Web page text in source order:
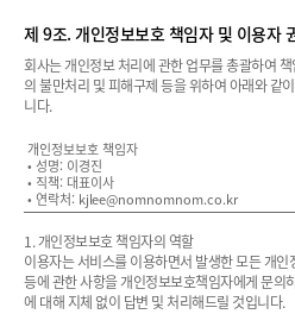
제 9조. 개인정보보호 책임자 및 이용자
회사는 개인정보 처리에 관한 업무를 총괄하여
의 불만처리 및 피해구제 등을 위하여 아래와 같
니다.
개인정보보호 책임자
• 성명: 이경진
• 직책: 대표이사
• 연락처: kjlee@nomnomnom.co.kr
1. 개인정보보호 책임자의 역할
이용자는 서비스를 이용하면서 발생한 모든 개
등에 관한 사항을 개인정보보호책임자에게 문의
에 대해 지체 없이 답변 및 처리해드릴 것입니다.